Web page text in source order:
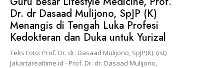
Dr. dr Dasaad Mulijono, SpJP (K)
Menangis di Tengah Luka Profesi
Kedokteran dan Duka untuk Yurizal
Teks Foto: Prof. Dr. dr. Dasaad Mulijono, SpJP(K). (ist)
Jakartarealtime.id - Prof. Dr. dr. Dasaad Mulijono,